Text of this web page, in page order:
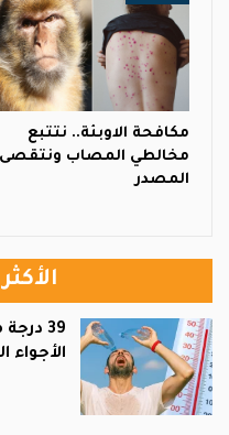
مكافحة الاوبئة.. نتتبع
مخالطي المصاب ونتقصى
المصدر
39
الأجواء